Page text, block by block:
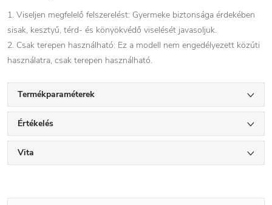
1. Viseljen megfelelő felszerelést: Gyermeke biztonsága érdekében
sisak, kesztyű, térd- és könyökvédő viselését javasoljuk.
2. Csak terepen használható: Ez a modell nem engedélyezett közúti
használatra, csak terepen használható.
Termékparaméterek
Értékelés
Vita